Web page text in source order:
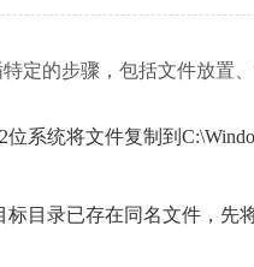
定的步骤，包括文件放置
位系统将文件复制到
标目录已存在同名文件，先